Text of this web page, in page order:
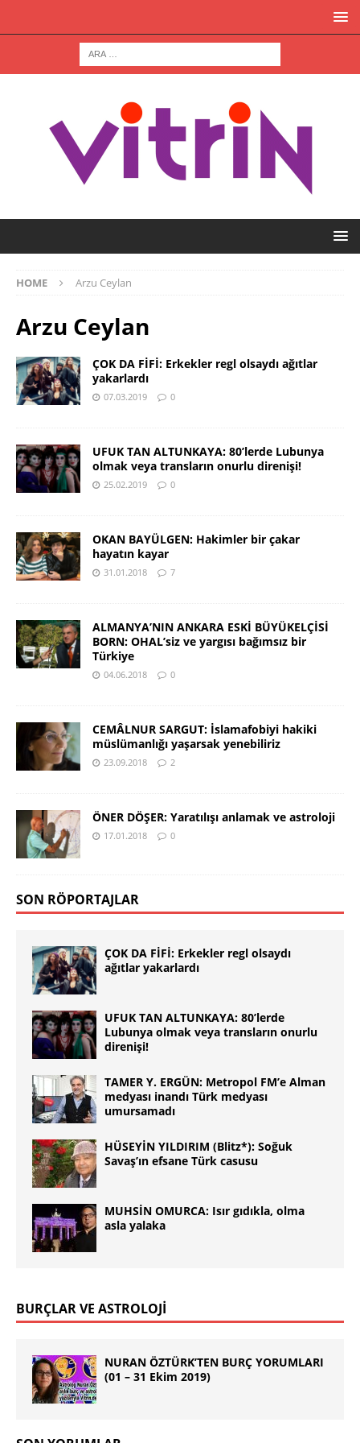
HOME Arzu Ceylan
Arzu Ceylan
ÇOK DA FİFİ: Erkekler regl olsaydı ağıtlar
yakarlardı
07.03.2019 0
UFUK TAN ALTUNKAYA: 80’lerde Lubunya
olmak veya transların onurlu direnişi!
25.02.2019 0
OKAN BAYÜLGEN: Hakimler bir çakar
hayatın kayar
31.01.2018 7
ALMANYA’NIN ANKARA ESKİ BÜYÜKELÇİSİ
BORN: OHAL’siz ve yargısı bağımsız bir
Türkiye
04.06.2018 0
CEMÂLNUR SARGUT: İslamafobiyi hakiki
müslümanlığı yaşarsak yenebiliriz
23.09.2018 2
ÖNER DÖŞER: Yaratılışı anlamak ve astroloji
17.01.2018 0
SON RÖPORTAJLAR
ÇOK DA FİFİ: Erkekler regl olsaydı
ağıtlar yakarlardı
UFUK TAN ALTUNKAYA: 80’lerde
Lubunya olmak veya transların onurlu
direnişi!
TAMER Y. ERGÜN: Metropol FM’e Alman
medyası inandı Türk medyası
umursamadı
HÜSEYİN YILDIRIM (Blitz*): Soğuk
Savaş’ın efsane Türk casusu
MUHSİN OMURCA: Isır gıdıkla, olma
asla yalaka
BURÇLAR VE ASTROLOJİ
NURAN ÖZTÜRK’TEN BURÇ YORUMLARI
(01 – 31 Ekim 2019)